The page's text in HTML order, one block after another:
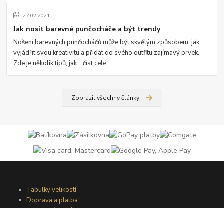
27.02.2021
Jak nosit barevné punčocháče a být trendy
Nošení barevných punčocháčů může být skvělým způsobem, jak
vyjádřit svou kreativitu a přidat do svého outfitu zajímavý prvek.
Zde je několik tipů, jak...číst celé
Zobrazit všechny články
Tabulky velikostí
Doprava a platba